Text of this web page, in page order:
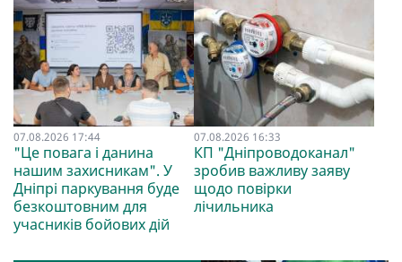
07.08.2026 17:44
"Це повага і данина
нашим захисникам". У
Дніпрі паркування буде
безкоштовним для
учасників бойових дій
07.08.2026 16:33
КП "Дніпроводоканал"
зробив важливу заяву
щодо повірки
лічильника